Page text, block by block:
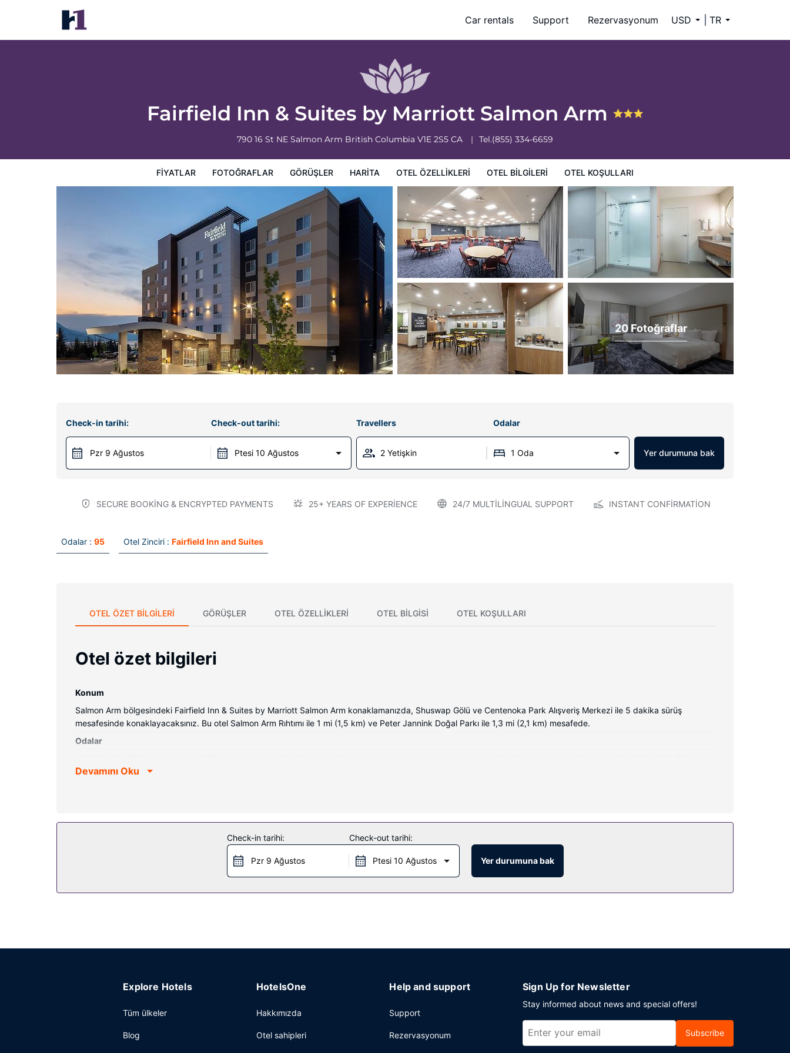
Car rentals Support Rezervasyonum USD TR
Fairfield Inn & Suites by Marriott Salmon Arm
790 16 St NE Salmon Arm British Columbia V1E 2S5 CA Tel.(855) 334-6659
FIYATLAR FOTOĞRAFLAR GÖRÜŞLER HARITA OTEL ÖZELLIKLERI OTEL BILGILERI OTEL KOŞULLARI
Fairfield Inn & Suites by Marriott Salmon Arm
Fiyatlar
20 Fotoğraflar
Check-in tarihi:
Pzr 9 Ağustos
Check-out tarihi:
Ptesi 10 Ağustos
Travellers Odalar
2 Yetişkin 1 Oda Yer durumuna bak
SECURE BOOKING & ENCRYPTED PAYMENTS 25+ YEARS OF EXPERIENCE 24/7 MULTILINGUAL SUPPORT INSTANT CONFIRMATION
Odalar : 95 Otel Zinciri : Fairfield Inn and Suites
OTEL ÖZET BILGILERI GÖRÜŞLER OTEL ÖZELLIKLERI OTEL BILGISI OTEL KOŞULLARI
Otel özet bilgileri
Konum
Salmon Arm bölgesindeki Fairfield Inn & Suites by Marriott Salmon Arm konaklamanızda, Shuswap Gölü ve Centenoka Park Alışveriş Merkezi ile 5 dakika sürüş
mesafesinde konaklayacaksınız. Bu otel Salmon Arm Rıhtımı ile 1 mi (1,5 km) ve Peter Jannink Doğal Parkı ile 1,3 mi (2,1 km) mesafede.
Odalar
kanalları vardır. Özel banyo, duş/küvet kombinasyonu, lüks banyo/kozmetik ürünleri ve saç kurutma makinesi vardır. Misafirlerimize telefon, masa ve kahve/çay
Misafirlere her gün 06.30 ve 09.30 arasında ücretsiz kontinental kahvaltı servisi yapılmaktadır.
Devamını Oku
Check-in tarihi:
Pzr 9 Ağustos
Check-out tarihi:
Ptesi 10 Ağustos Yer durumuna bak
Explore Hotels
Tüm ülkeler
Blog
HotelsOne
Hakkımızda
Otel sahipleri
Help and support
Support
Rezervasyonum
Sign Up for Newsletter
Stay informed about news and special offers!
Subscribe